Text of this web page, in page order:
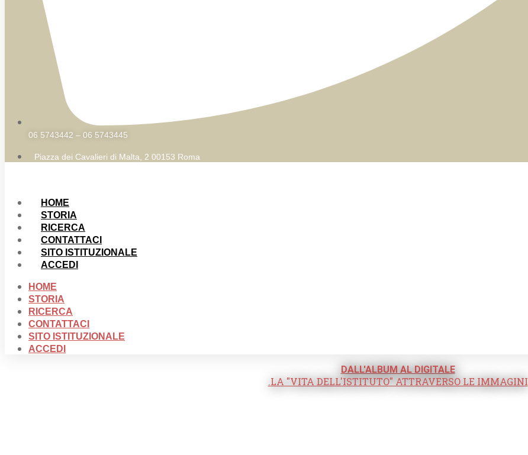
06 5743442 – 06 5743445
Piazza dei Cavalieri di Malta, 2 00153 Roma
HOME
STORIA
RICERCA
CONTATTACI
SITO ISTITUZIONALE
ACCEDI
HOME
STORIA
RICERCA
CONTATTACI
SITO ISTITUZIONALE
ACCEDI
DALL'ALBUM AL DIGITALE
.LA "VITA DELL'ISTITUTO" ATTRAVERSO LE IMMAGINI